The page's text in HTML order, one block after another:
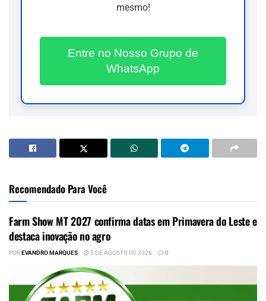
mesmo!
Entre no Nosso Grupo de
WhatsApp
Recomendado Para Você
Farm Show MT 2027 confirma datas em Primavera do Leste e
destaca inovação no agro
POREVANDRO MARQUES 5 DE AGOSTO DE 2026 0